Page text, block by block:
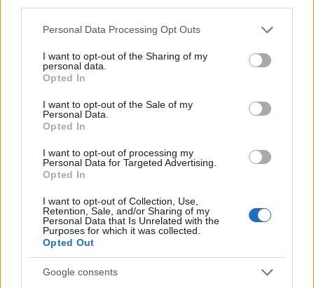
Please note that this website/app uses one or more Google
not limited to your visit or usage behaviour. You may click to
grant or deny consent to Google and its third-party tags to
use your data for below specified purposes in below Google
consent section.
Personal Data Processing Opt Outs
I want to opt-out of the Sharing of my
personal data.
Opted In
I want to opt-out of the Sale of my
Personal Data.
Opted In
I want to opt-out of processing my
Personal Data for Targeted Advertising.
Opted In
I want to opt-out of Collection, Use,
Retention, Sale, and/or Sharing of my
Personal Data that Is Unrelated with the
Purposes for which it was collected.
Opted Out
Google consents
BKK KM Építő Kft.
Látványos építési szakasz indult be a Flórián téri
felüljárón